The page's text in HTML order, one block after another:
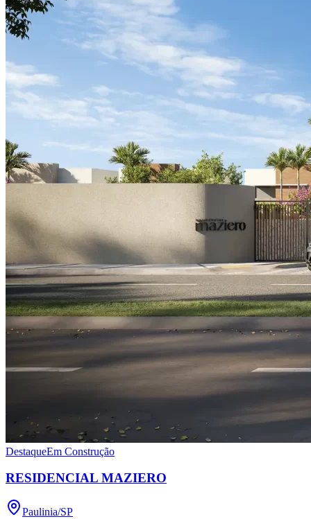
DestaqueEm Construção
RESIDENCIAL MAZIERO
Paulinia/SP